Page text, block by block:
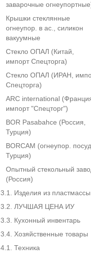
заварочные
Крышки стеклянные
огнеупор. в ас., силикон
вакуумные
Стекло ОПАЛ (Китай,
импорт Спецторга)
Стекло ОПАЛ (ИРАН,
Спецторга)
ARC international
импорт "Спецторг")
BOR Pasabahce (Росcия,
Турция)
BORCAM (огнеупор.
Турция)
Опытный стекольный
(Россия)
3.1. Изделия из пластмассы
3.2. ЛУЧШАЯ ЦЕНА ИУ
3.3. Кухонный инвентарь
3.4. Хозяйственные товары
4.1. Техника